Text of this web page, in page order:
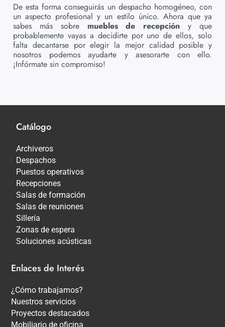
De esta forma conseguirás un despacho homogéneo, con
un aspecto profesional y un estilo único. Ahora que ya
sabes más sobre muebles de recepción y que
probablemente vayas a decidirte por uno de ellos, solo
falta decantarse por elegir la mejor calidad posible y
nosotros podemos ayudarte y asesorarte con ello.
¡Infórmate sin compromiso!
Catálogo
Archiveros
Despachos
Puestos operativos
Recepciones
Salas de formación
Salas de reuniones
Sillería
Zonas de espera
Soluciones acústicas
Enlaces de Interés
¿Cómo trabajamos?
Nuestros servicios
Proyectos destacados
Mobiliario de oficina